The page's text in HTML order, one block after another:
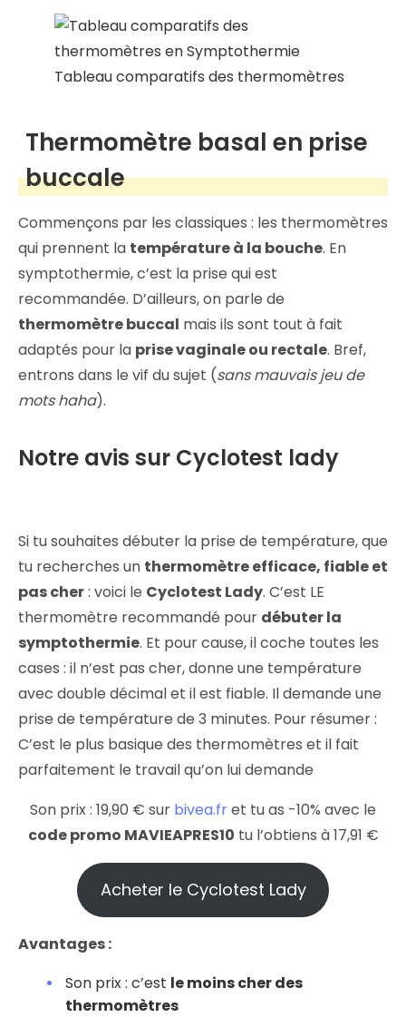
Tableau comparatifs des thermomètres
Thermomètre basal en prise
buccale
Commençons par les classiques : les thermomètres
qui prennent la température à la bouche. En
symptothermie, c’est la prise qui est
recommandée. D’ailleurs, on parle de
thermomètre buccal mais ils sont tout à fait
adaptés pour la prise vaginale ou rectale. Bref,
entrons dans le vif du sujet (sans mauvais jeu de
mots haha).
Notre avis sur Cyclotest lady
Si tu souhaites débuter la prise de température, que
tu recherches un thermomètre efficace, fiable et
pas cher: voici le Cyclotest Lady. C’est LE
thermomètre recommandé pour débuter la
symptothermie. Et pour cause, il coche toutes les
cases : il n’est pas cher, donne une température
avec double décimal et il est fiable. Il demande une
prise de température de 3 minutes. Pour résumer :
C’est le plus basique des thermomètres et il fait
parfaitement le travail qu’on lui demande
Son prix : 19,90 € sur bivea.fret tu as -10% avec le
code promo MAVIEAPRES10 tu l’obtiens à 17,91 €
Acheter le Cyclotest Lady
Avantages :
Son prix : c’est le moins cher des
thermomètres